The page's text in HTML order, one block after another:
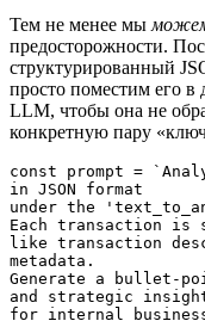
Тем не менее мы
предосторожности.
структурированный
просто поместим его
LLM, чтобы она не
конкретную пару
const prompt =
in JSON format
under the
Each transaction
like transaction
metadata.
Generate a bullet-
and strategic
for internal